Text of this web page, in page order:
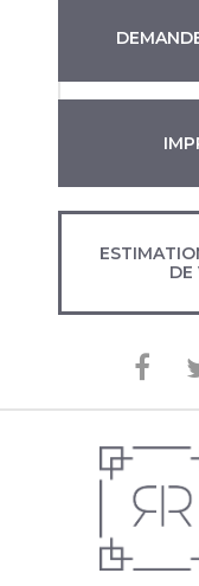
DE